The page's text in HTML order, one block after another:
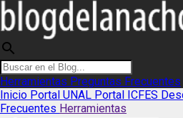
search
Herramientas Preguntas Frecuentes
Inicio Portal UNAL Portal ICFES
Frecuentes Herramientas